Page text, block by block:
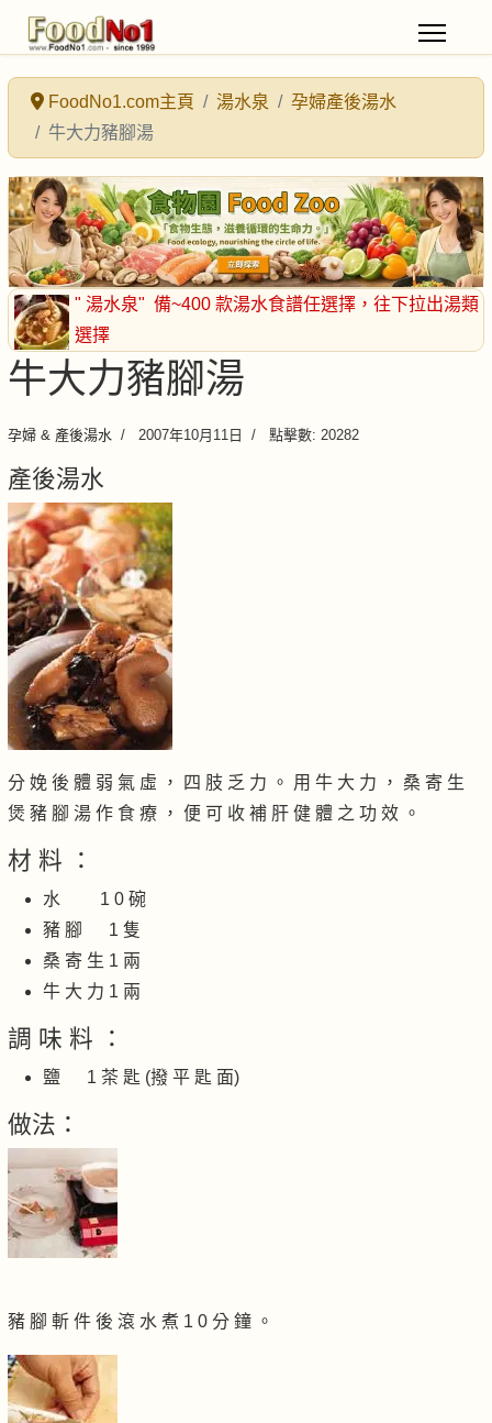
FoodNo1.com主頁 湯水泉
孕婦產後湯水
牛大力豬腳湯
" 湯水泉" 備~400 款湯水食譜任選擇 ，往下拉出湯類
選擇
牛大力豬腳湯
孕婦 & 產後湯水 2007年10月11日 點擊數: 20282
產後湯水
分 娩 後 體 弱 氣 虛 ， 四 肢 乏 力 。 用 牛 大 力 ， 桑 寄 生
煲 豬 腳 湯 作 食 療 ， 便 可 收 補 肝 健 體 之 功 效 。
材 料 ：
水 1 0 碗
豬 腳 1 隻
桑 寄 生 1 兩
牛 大 力 1 兩
調 味 料 ：
鹽 1 茶 匙 (撥 平 匙 面)
做法：
豬 腳 斬 件 後 滾 水 煮 1 0 分 鐘 。